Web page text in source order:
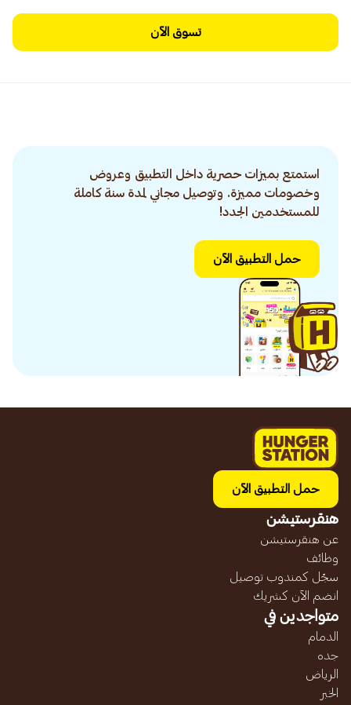
تسوق الآن
استمتع بميزات حصرية داخل التطبيق وعروض
وخصومات مميزة. وتوصيل مجاني لمدة سنة كاملة
للمستخدمين الجدد!
حمل التطبيق الآن
حمل التطبيق الآن
هنقرستيشن
عن هنقرستيشن
وظائف
سجّل كمندوب توصيل
انضم الآن كشريك
متواجدين في
الدمام
جده
الرياض
الخبر